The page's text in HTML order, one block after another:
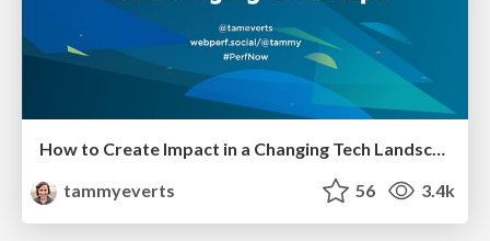
How to Create Impact in a Changing Tech Landscape [PerfNow 2023]
tammyeverts
56 3.4k